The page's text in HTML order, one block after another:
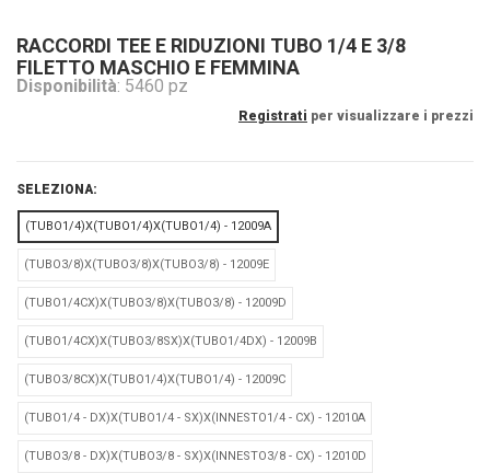
RACCORDI TEE E RIDUZIONI TUBO 1/4 E 3/8
FILETTO MASCHIO E FEMMINA
Disponibilità: 5460 pz
Registrati per visualizzare i prezzi
SELEZIONA:
(TUBO1/4)X(TUBO1/4)X(TUBO1/4) - 12009A
(TUBO3/8)X(TUBO3/8)X(TUBO3/8) - 12009E
(TUBO1/4CX)X(TUBO3/8)X(TUBO3/8) - 12009D
(TUBO1/4CX)X(TUBO3/8SX)X(TUBO1/4DX) - 12009B
(TUBO3/8CX)X(TUBO1/4)X(TUBO1/4) - 12009C
(TUBO1/4 - DX)X(TUBO1/4 - SX)X(INNESTO1/4 - CX) - 12010A
(TUBO3/8 - DX)X(TUBO3/8 - SX)X(INNESTO3/8 - CX) - 12010D